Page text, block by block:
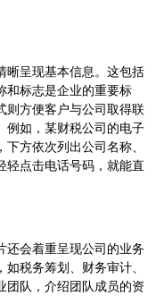
晰呈现基本信息。这包括
和标志是企业的重要标
则方便客户与公司取得联
例如，某财税公司的电子
方依次列出公司名称、
轻点击电话号码，就能直
还会着重呈现公司的业务
税务筹划、财务审计、
团队，介绍团队成员的资